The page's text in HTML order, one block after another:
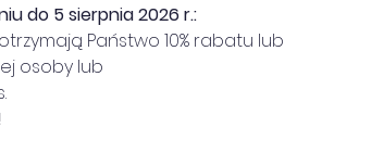
do 5 sierpnia 2026 r.:
Państwo 10% rabatu lub
osoby lub